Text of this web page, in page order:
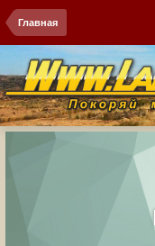
Главная